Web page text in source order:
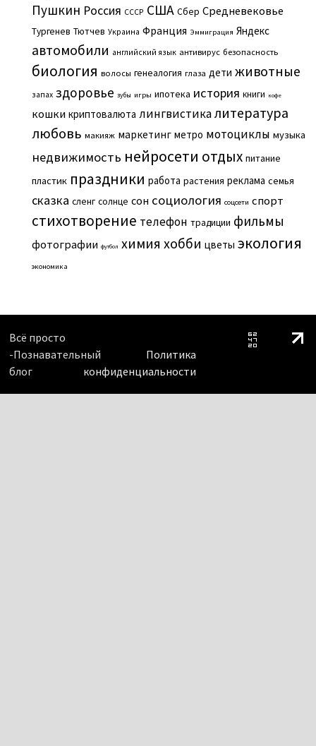
Пушкин Россия СССР США Сбер Средневековье
Тургенев Тютчев Украина Франция Эммиграция Яндекс
автомобили английский язык антивирус безопасность
биология волосы генеалогия глаза дети животные
запах здоровье зубы игры ипотека история книги кофе
кошки криптовалюта лингвистикалитература
любовь макияж маркетинг метро мотоциклы музыка
недвижимость нейросети отдых питание
пластик праздники работа растения реклама семья
сказка сленг солнце сон социология соцсети спорт
стихотворение телефон традиции фильмы
фотографии футбол химия хобби цветы экология
экономика
Всё просто
-Познавательный
блог
Политика
конфиденциальности